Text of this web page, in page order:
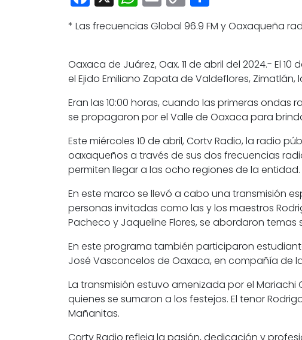
Link
* Las frecuencias Global 96.9 FM y Oaxaqueña
Oaxaca de Juárez, Oax. 11 de abril del 2024.- El
el Ejido Emiliano Zapata de Valdeflores,
Eran las 10:00 horas, cuando las primeras
se propagaron por el Valle de Oaxaca para
Este miércoles 10 de abril, Cortv Radio, la radio
oaxaqueños a través de sus dos frecuencias
permiten llegar a las ocho regiones de la entidad.
En este marco se llevó a cabo una transmisión
personas invitadas como las y los maestros
Pacheco y Jaqueline Flores, se abordaron
En este programa también participaron
José Vasconcelos de Oaxaca, en compañía de
La transmisión estuvo amenizada por el
quienes se sumaron a los festejos. El tenor
Mañanitas.